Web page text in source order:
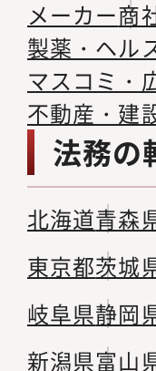
メーカー商
製薬・ヘル
マスコミ・
不動産・建
法務の
北海道青森
東京都茨城
岐阜県静岡
新潟県富山